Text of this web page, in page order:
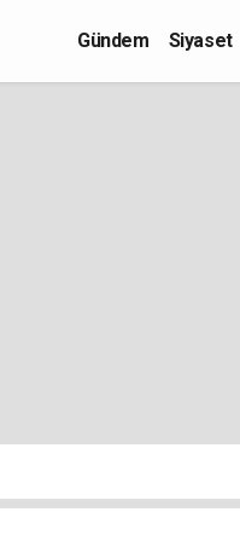
Gündem Siyaset